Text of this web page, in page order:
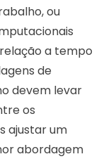
ou
a tempo
de
devem levar
os
ajustar um
abordagem